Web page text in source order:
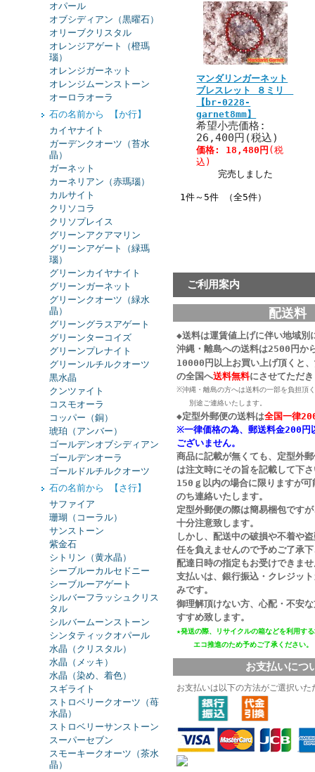
オパール
オブシディアン（黒曜石）
オリーブクリスタル
オレンジアゲート（橙瑪
瑙）
オレンジガーネット
オレンジムーンストーン
オーロラオーラ
石の名前から 【か行】
カイヤナイト
ガーデンクオーツ（苔水
晶）
ガーネット
カーネリアン（赤瑪瑙）
カルサイト
クリソコラ
クリソプレイス
グリーンアクアマリン
グリーンアゲート（緑瑪
瑙）
グリーンカイヤナイト
グリーンガーネット
グリーンクオーツ（緑水
晶）
グリーングラスアゲート
グリーンターコイズ
グリーンプレナイト
グリーンルチルクオーツ
黒水晶
クンツァイト
コスモオーラ
コッパー（銅）
琥珀（アンバー）
ゴールデンオブシディアン
ゴールデンオーラ
ゴールドルチルクオーツ
石の名前から 【さ行】
サファイア
珊瑚（コーラル）
サンストーン
紫金石
シトリン（黄水晶）
シーブルーカルセドニー
シーブルーアゲート
シルバーフラッシュクリス
タル
シルバームーンストーン
シンタティックオパール
水晶（クリスタル）
水晶（メッキ）
水晶（染め、着色）
スギライト
ストロベリークオーツ（苺
水晶）
ストロベリーサンストーン
スーパーセブン
スモーキークオーツ（茶水
晶）
マンダリンガーネット
ブレスレット ８ミリ
【br-0228-
garnet8mm】
希望小売価格:
26,400円(税込)
価格: 18,480円 (税
込)
完売しました
1件～5件 （全5件）
ご利用案内
配送料
◆送料は運賃値上げに伴い地域別
沖縄・離島への送料は2500円か
10000円以上お買い上げ頂くと
の全国へ送料無料にさせてただ
※沖縄・離島の方へは送料の一部を負担頂
別途ご連絡いたします。
◆定型外郵便の送料は全国一律
※一律価格の為、郵送料金200円
ございません。
商品に記載が無くても、定型外
は注文時にその旨を記載して下
150ｇ以内の場合に限りますが
のち連絡いたします。
定型外郵便の際は簡易梱包です
十分注意致します。
しかし、配送中の破損や不着や
任を負えませんので予めご了承
配達日時の指定もお受けできま
支払いは、銀行振込・クレジッ
みです。
御理解頂けない方、心配・不安
すすめ致します。
★発送の際、リサイクルの箱などを利用す
エコ推進のため予めご了承ください。
お支払いにつ
お支払いは以下の方法がご選択いた